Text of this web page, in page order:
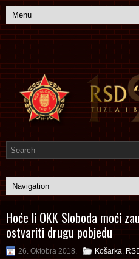
Hoće li OKK Sloboda moći
ostvariti drugu pobjedu
26. Oktobra 2018. Košarka